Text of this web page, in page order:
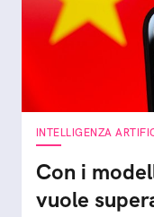
INTELLIGENZA
Con i
vuole